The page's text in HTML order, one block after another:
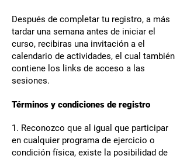
Después de completar tu registro, a más
tardar una semana antes de iniciar el
curso, recibiras una invitación a el
calendario de actividades, el cual también
contiene los links de acceso a las
sesiones.
Términos y condiciones de registro
1. Reconozco que al igual que participar
en cualquier programa de ejercicio o
condición física, existe la posibilidad de